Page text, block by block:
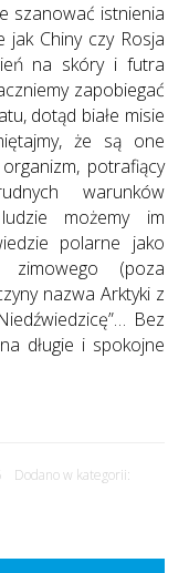
szanować istnienia
jak Chiny czy Rosja
na skóry i futra
zapobiegać
dotąd białe misie
że są one
potrafiący
warunków
możemy im
polarne jako
(poza
nazwa Arktyki z
Bez
długie i spokojne
Dodano w kategorii: